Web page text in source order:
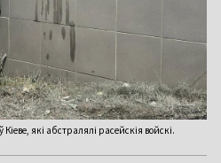
які абстралялі расейскія войскі.